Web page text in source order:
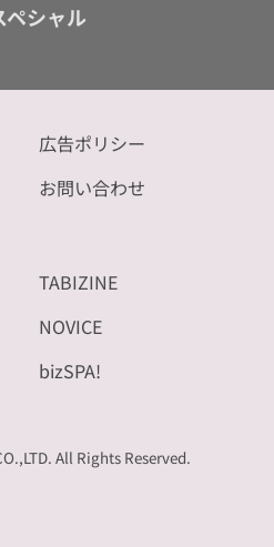
ペシャル
広告ポリシー
お問い合わせ
TABIZINE
NOVICE
bizSPA!
All Rights Reserved.